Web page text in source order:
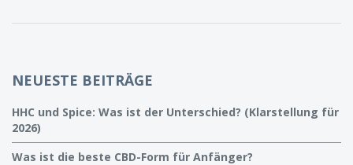
NEUESTE BEITRÄGE
HHC und Spice: Was ist der Unterschied? (Klarstellung für
2026)
Was ist die beste CBD-Form für Anfänger?